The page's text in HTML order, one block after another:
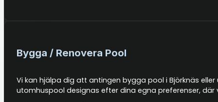
Bygga / Renovera Pool
Vi kan hjälpa dig att antingen bygga pool i Björknäs
utomhuspool designas efter dina egna preferenser,